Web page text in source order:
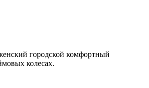
городской комфортный
колесах.